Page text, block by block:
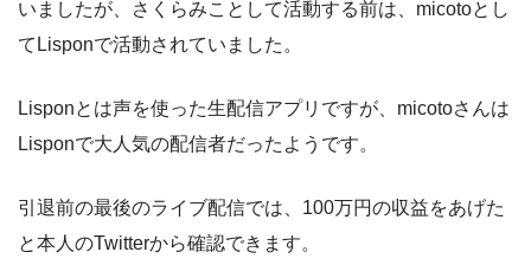
いましたが、さくらみことして活動する前は、micotoとし
てLisponで活動されていました。
Lisponとは声を使った生配信アプリですが、micotoさんは
Lisponで大人気の配信者だったようです。
引退前の最後のライブ配信では、100万円の収益をあげた
と本人のTwitterから確認できます。